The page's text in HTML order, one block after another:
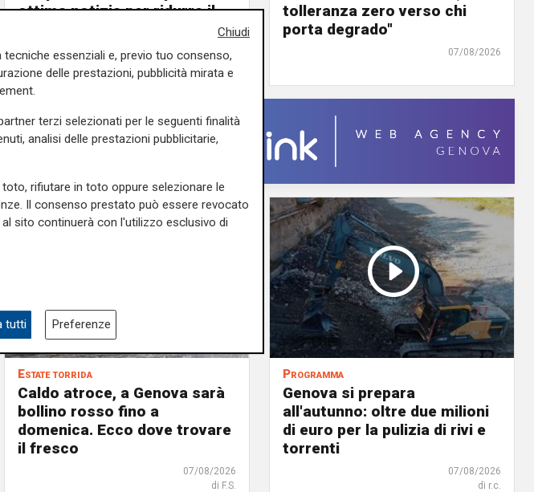
ottima notizia per ridurre il
07/08/2026
tolleranza zero verso chi
porta degrado"
07/08/2026
Estate torrida
Caldo atroce, a Genova sarà
bollino rosso fino a
domenica. Ecco dove trovare
il fresco
07/08/2026
di F.S.
Programma
Genova si prepara
all'autunno: oltre due milioni
di euro per la pulizia di rivi e
torrenti
07/08/2026
di r.c.
Chiudi
essenziali e, previo tuo consenso,
delle prestazioni, pubblicità mirata e
terzi selezionati per le seguenti finalità
analisi delle prestazioni pubblicitarie,
rifiutare in toto oppure selezionare le
Il consenso prestato può essere revocato
sito continuerà con l'utilizzo esclusivo di
tutti Preferenze